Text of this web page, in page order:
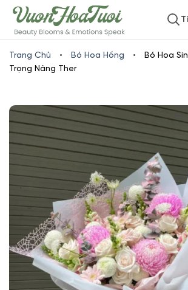
www.vuonhoatuoi.vnSkip
to
content
Trang Chủ • Bó Hoa Hồng •
Bó Hoa
Trọng Nàng Ther